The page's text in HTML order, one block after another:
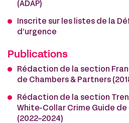
(ADAP)
Inscrite sur les listes de la
d’urgence
Publications
Rédaction de la section
de Chambers & Partners
Rédaction de la section
White-Collar Crime Guide
(2022-2024)